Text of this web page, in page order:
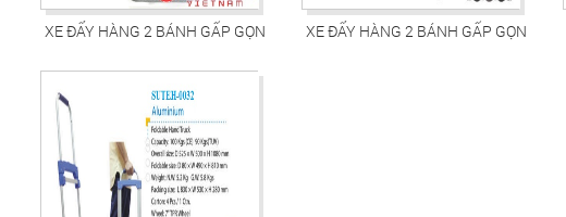
XE ĐẨY HÀNG 2 BÁNH GẤP GỌN
XE ĐẨY HÀNG 2 BÁNH GẤP GỌN